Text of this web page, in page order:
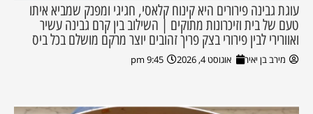
עוגת גבינה פירורים היא קינוח קלאסי, חגיגי ומפנק שמביא איתו
טעם של בית וזיכרונות מתוקים | השילוב בין קרם גבינה עשיר
ואוורירי לבין פירורי בצק פריך זהובים יוצר מרקם מושלם בכל ביס
מירב בן יאיר אוגוסט 4, 2026 9:45 pm